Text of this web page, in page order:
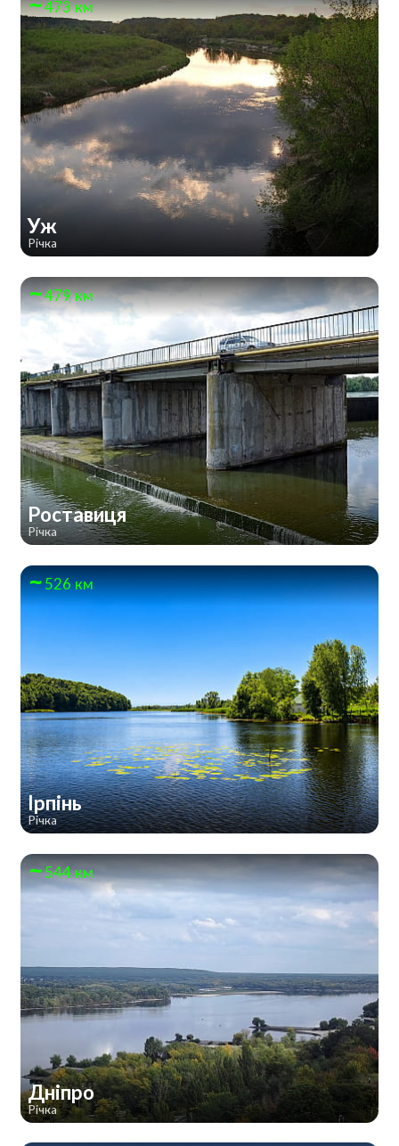
473 км
Уж
Річка
479 км
Роставиця
Річка
526 км
Ірпінь
Річка
544 км
Дніпро
Річка